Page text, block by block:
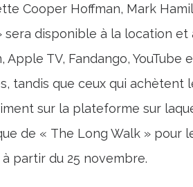
Cooper Hoffman, Mark
sera disponible à la location et
Apple TV, Fandango, YouTube
tandis que ceux qui achètent
sur la plateforme sur
de « The Long Walk » pour
partir du 25 novembre.